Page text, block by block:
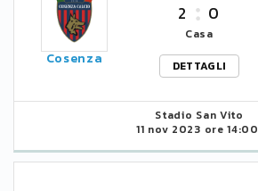
Cosenza
2 0
Casa
DETTAGLI
Stadio San Vito
11 nov 2023 ore 14:00